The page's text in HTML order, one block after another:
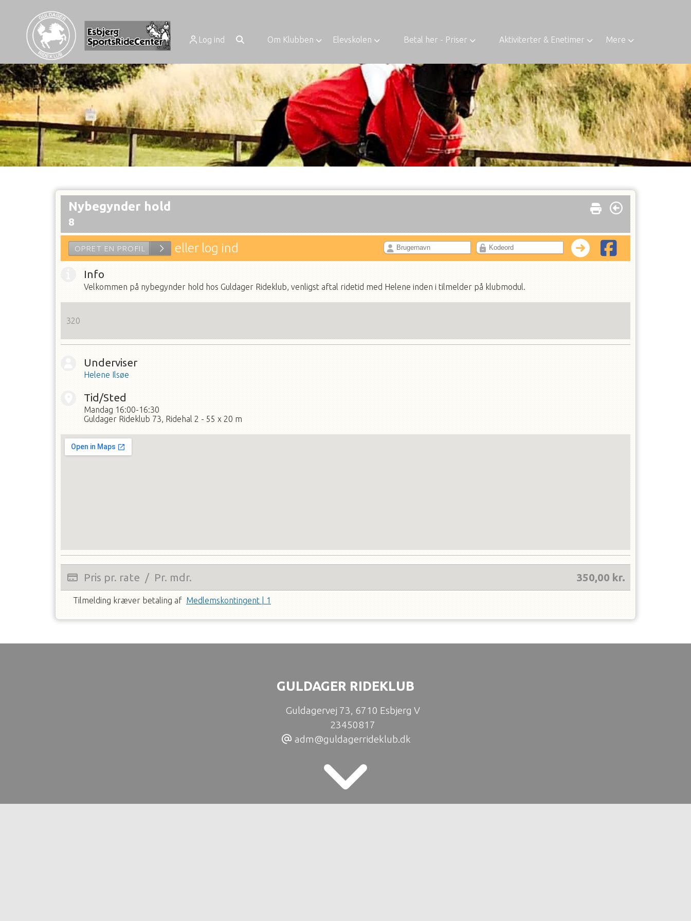
Log ind Om Klubben Elevskolen Betal her - Priser Aktiviterter & Enetimer Mere
Nybegynder hold
8
eller log ind
Info
Velkommen på nybegynder hold hos Guldager Rideklub, venligst aftal ridetid med Helene inden i tilmelder på klubmodul.
320
Underviser
Helene Ilsøe
Tid/Sted
Mandag 16:00-16:30
Guldager Rideklub 73, Ridehal 2 - 55 x 20 m
Pris pr. rate / Pr. mdr. 350,00 kr.
Tilmelding kræver betaling af Medlemskontingent | 1
GULDAGER RIDEKLUB
Guldagervej 73, 6710 Esbjerg V
23450817
adm@guldagerrideklub.dk